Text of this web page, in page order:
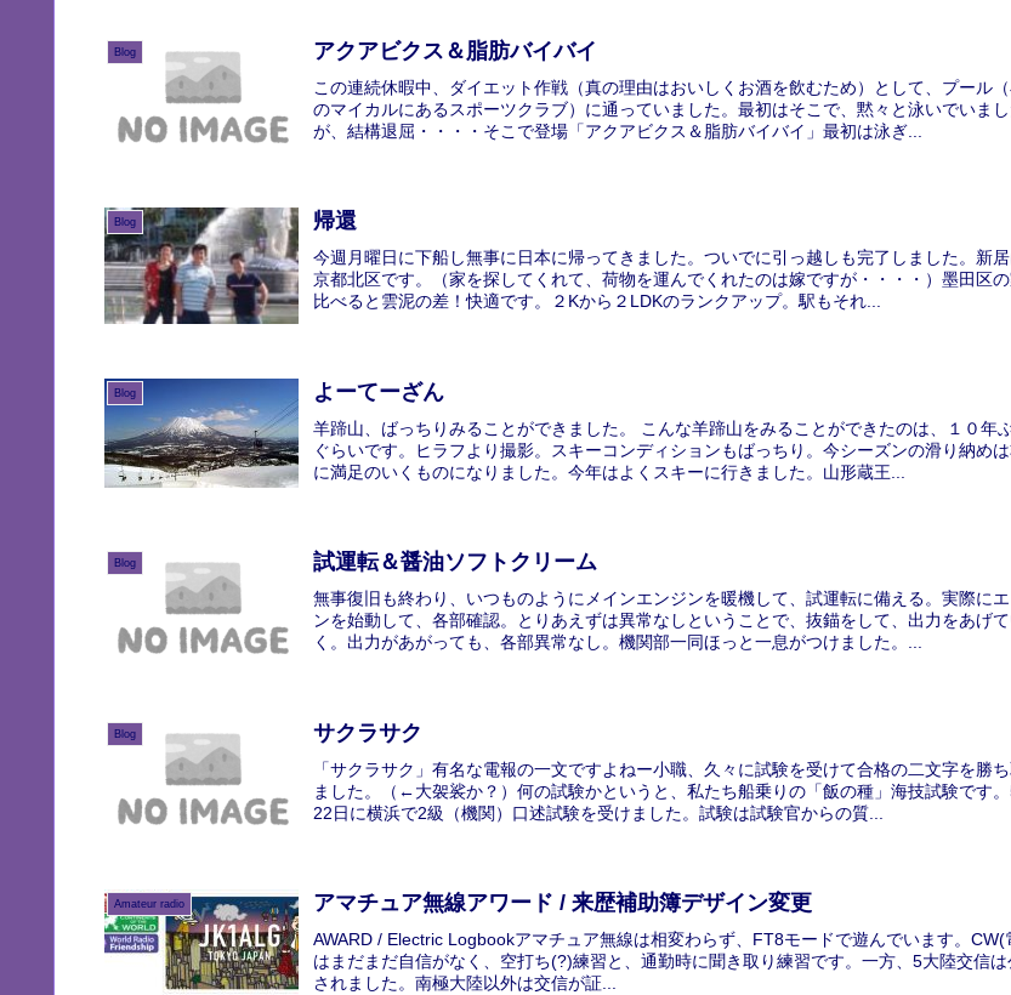
Blog アクアビクス＆脂肪バイバイ
この連続休暇中、ダイエット作戦（真の理由はおいしくお酒を飲むため）として、プール
のマイカルにあるスポーツクラブ）に通っていました。最初はそこで、黙々と泳いでいま
が、結構退屈・・・・そこで登場「アクアビクス＆脂肪バイバイ」最初は泳ぎ...
Blog 帰還
今週月曜日に下船し無事に日本に帰ってきました。ついでに引っ越しも完了しました。新
京都北区です。（家を探してくれて、荷物を運んでくれたのは嫁ですが・・・・）墨田区
比べると雲泥の差！快適です。２Kから２LDKのランクアップ。駅もそれ...
Blog よーてーざん
羊蹄山、ばっちりみることができました。 こんな羊蹄山をみることができたのは、１０年
ぐらいです。ヒラフより撮影。スキーコンディションもばっちり。今シーズンの滑り納め
に満足のいくものになりました。今年はよくスキーに行きました。山形蔵王...
Blog 試運転＆醤油ソフトクリーム
無事復旧も終わり、いつものようにメインエンジンを暖機して、試運転に備える。実際に
ンを始動して、各部確認。とりあえずは異常なしということで、抜錨をして、出力をあげ
く。出力があがっても、各部異常なし。機関部一同ほっと一息がつけました。...
Blog サクラサク
「サクラサク」有名な電報の一文ですよねー小職、久々に試験を受けて合格の二文字を勝ち
ました。（←大袈裟か？）何の試験かというと、私たち船乗りの「飯の種」海技試験です。
22日に横浜で2級（機関）口述試験を受けました。試験は試験官からの質...
Amateur radio アマチュア無線アワード / 来歴補助簿デザイン変更
AWARD / Electric Logbookアマチュア無線は相変わらず、FT8モードで遊んでいます。CW(
はまだまだ自信がなく、空打ち(?)練習と、通勤時に聞き取り練習です。一方、5大陸交信は
されました。南極大陸以外は交信が証...